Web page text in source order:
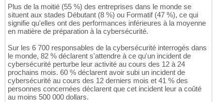
Plus de la moitié (55 %) des entreprises dans le monde se
situent aux stades Débutant (8 %) ou Formatif (47 %), ce qui
signifie qu'elles ont des performances inférieures à la moyenne
en matière de préparation à la cybersécurité.
Sur les 6 700 responsables de la cybersécurité interrogés dans
le monde, 82 % déclarent s'attendre à ce qu'un incident de
cybersécurité perturbe leur activité au cours des 12 à 24
prochains mois. 60 % déclarent avoir subi un incident de
cybersécurité au cours des 12 derniers mois et 41 % des
personnes concernées déclarent que cet incident leur a coûté
au moins 500 000 dollars.